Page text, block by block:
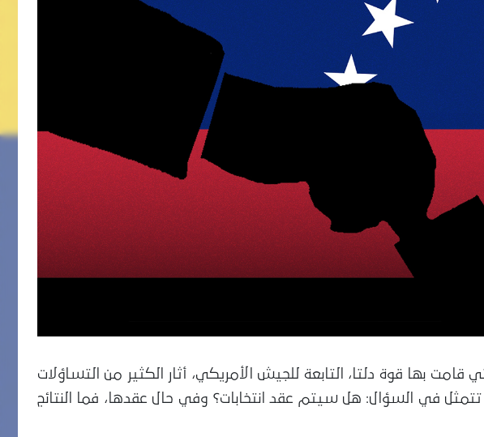
قامت بها قوة دلتا، التابعة للجيش الأمريكي، أثار الكثير من التساؤلات
تتمثل في السؤال: هل سيتم عقد انتخابات؟ وفي حال عقدها، فما النتائج